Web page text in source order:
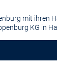
mit ihren
KG in